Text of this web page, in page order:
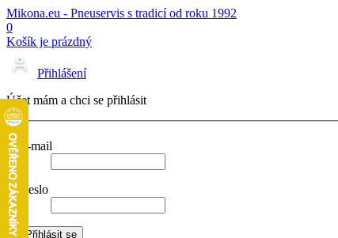
Mikona.eu - Pneuservis s tradicí od roku 1992
0
Košík je prázdný
Přihlášení
Účet mám a chci se přihlásit
E-mail
Heslo